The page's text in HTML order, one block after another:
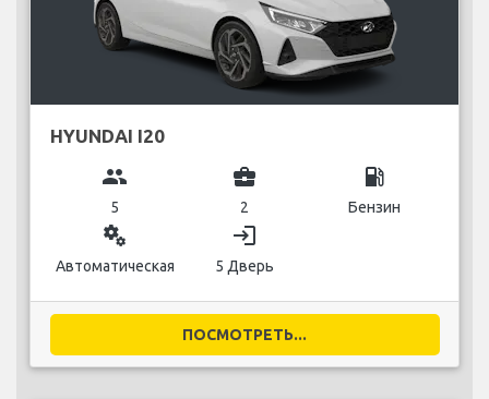
HYUNDAI I20
group
5
business_center
2
local_gas_station
Бензин
miscellaneous_services
Автоматическая
login
5 Дверь
ПОСМОТРЕТЬ...